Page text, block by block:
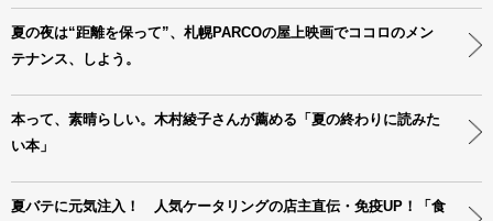
夏の夜は“距離を保って”、札幌PARCOの屋上映画でココロのメン
テナンス、しよう。
本って、素晴らしい。木村綾子さんが薦める「夏の終わりに読みた
い本」
夏バテに元気注入！ 人気ケータリングの店主直伝・免疫UP！「食